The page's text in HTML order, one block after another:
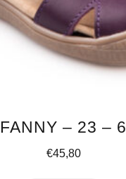
FANNY – 23 – 6
€45,80